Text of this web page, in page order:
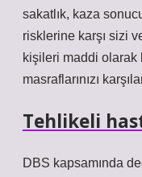
sakatlık, kaza
risklerine karşı sizi
kişileri maddi olarak
masraflarınızı
Tehlikeli
DBS kapsamında